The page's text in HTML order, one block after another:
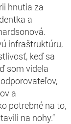
hnutia za
a
infraštruktúru,
keď sa
som videla
a
potrebné na to,
na nohy.“